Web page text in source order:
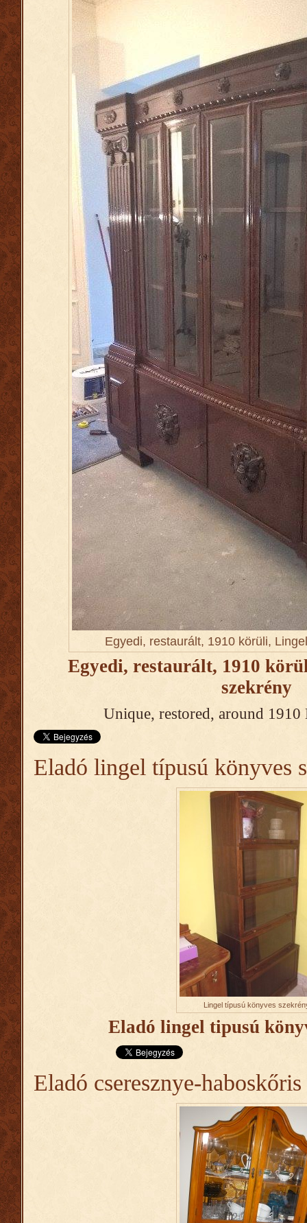
Egyedi, restaurált, 1910 körüli,
Egyedi, restaurált, 1910
szekrény
Unique, restored, around 1910
Eladó lingel típusú könyves
Lingel típusú könyves
Eladó lingel tipusú
Eladó cseresznye-